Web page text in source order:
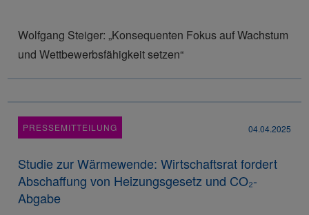
Wolfgang Steiger: „Konsequenten Fokus auf Wachstum
und Wettbewerbsfähigkeit setzen“
PRESSEMITTEILUNG 04.04.2025
Studie zur Wärmewende: Wirtschaftsrat fordert
Abschaffung von Heizungsgesetz und CO₂-
Abgabe